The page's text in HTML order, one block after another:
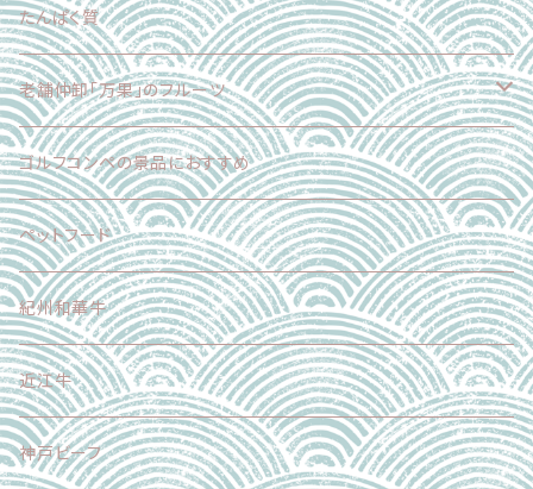
乳製品
麺
スイーツ
加工食品
調味料
その他
たんぱく質
老舗仲卸「万果」のフルーツ
フードロス削減企画
正品（ギフト対応可）
加工品
ゴルフコンペの景品におすすめ
ペットフード
紀州和華牛
近江牛
神戸ビーフ